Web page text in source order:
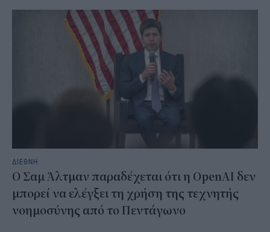
ΔΙΕΘΝΗ
Ο Σαμ Άλτμαν παραδέχεται ότι η OpenAI δεν
μπορεί να ελέγξει τη χρήση της τεχνητής
νοημοσύνης από το Πεντάγωνο